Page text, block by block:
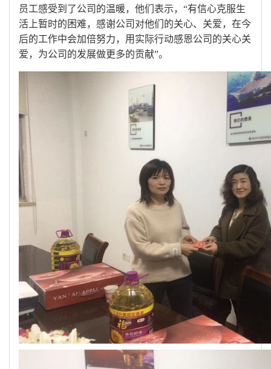
员工感受到了公司的温暖，他们表示，“有信心克服生
活上暂时的困难，感谢公司对他们的关心、关爱，在今
后的工作中会加倍努力，用实际行动感恩公司的关心关
爱，为公司的发展做更多的贡献”。